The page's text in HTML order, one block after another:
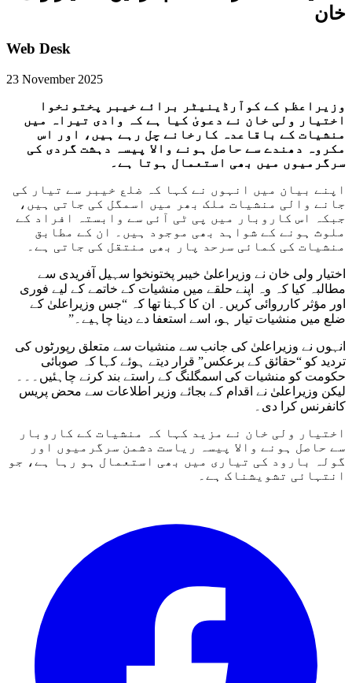
خان
Web Desk
23 November 2025
وزیراعظم کے کوآرڈینیٹر برائے خیبر پختونخوا
اختیار ولی خان نے دعویٰ کیا ہے کہ وادی تیراہ میں
منشیات کے باقاعدہ کارخانے چل رہے ہیں، اور اس
مکروہ دھندے سے حاصل ہونے والا پیسہ دہشت گردی کی
سرگرمیوں میں بھی استعمال ہوتا ہے۔
اپنے بیان میں انہوں نے کہا کہ ضلع خیبر سے تیار کی
جانے والی منشیات ملک بھر میں اسمگل کی جاتی ہیں،
جبکہ اس کاروبار میں پی ٹی آئی سے وابستہ افراد کے
ملوث ہونے کے شواہد بھی موجود ہیں۔ ان کے مطابق
منشیات کی کمائی سرحد پار بھی منتقل کی جاتی ہے۔
اختیار ولی خان نے وزیراعلیٰ خیبر پختونخوا سہیل آفریدی سے
مطالبہ کیا کہ وہ اپنے حلقے میں منشیات کے خاتمے کے لیے فوری
اور مؤثر کارروائی کریں۔ ان کا کہنا تھا کہ “جس وزیراعلیٰ کے
ضلع میں منشیات تیار ہو، اسے استعفا دے دینا چاہیے۔”
انہوں نے وزیراعلیٰ کی جانب سے منشیات سے متعلق رپورٹوں کی
تردید کو “حقائق کے برعکس” قرار دیتے ہوئے کہا کہ صوبائی
حکومت کو منشیات کی اسمگلنگ کے راستے بند کرنے چاہئیں۔۔۔
لیکن وزیراعلیٰ نے اقدام کے بجائے وزیر اطلاعات سے محض پریس
کانفرنس کرا دی۔
اختیار ولی خان نے مزید کہا کہ منشیات کے کاروبار
سے حاصل ہونے والا پیسہ ریاست دشمن سرگرمیوں اور
گولہ بارود کی تیاری میں بھی استعمال ہو رہا ہے، جو
انتہائی تشویشناک ہے۔